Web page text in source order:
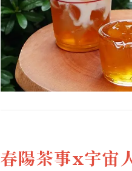
春陽茶事x宇宙